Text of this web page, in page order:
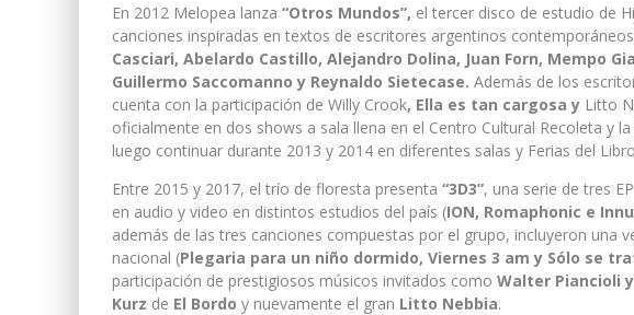
En 2012 Melopea lanza “Otros Mundos”, el tercer disco de estudio de
canciones inspiradas en textos de escritores argentinos
Casciari, Abelardo Castillo, Alejandro Dolina, Juan Forn, Mempo
Guillermo Saccomanno y Reynaldo Sietecase. Además de los
cuenta con la participación de Willy Crook, Ella es tan cargosa y Litto
oficialmente en dos shows a sala llena en el Centro Cultural Recoleta y
luego continuar durante 2013 y 2014 en diferentes salas y Ferias del
Entre 2015 y 2017, el trío de floresta presenta “3D3”, una serie de tres
en audio y video en distintos estudios del país (ION, Romaphonic e
además de las tres canciones compuestas por el grupo, incluyeron una
nacional (Plegaria para un niño dormido, Viernes 3 am y Sólo se
participación de prestigiosos músicos invitados como Walter Piancioli
Kurz de El Bordo y nuevamente el gran Litto Nebbia.